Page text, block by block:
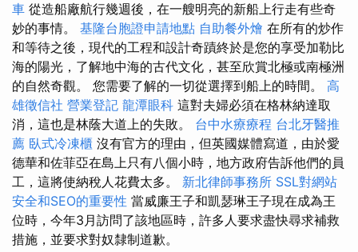
車 從造船廠航行幾週後，在一艘明亮的新船上行走有些奇
妙的事情。 基隆台胞證申請地點 自助餐外燴 在所有的炒作
和等待之後，現代的工程和設計奇蹟終於是您的享受加勒比
海的陽光，了解地中海的古代文化，甚至欣賞北極或南極洲
的自然奇觀。 您需要了解的一切從選擇到船上的時間。 高
雄徵信社 營業登記 龍潭眼科 這對夫婦必須在格林納達取
消，這也是林蔭大道上的失敗。 台中水療療程 台北牙醫推
薦 臥式冷凍櫃 沒有官方的理由，但英國媒體寫道，由於愛
德華和佐菲亞在島上只有八個小時，地方政府告訴他們的員
工，這將使納稅人花費太多。 新北律師事務所 SSL對網站
安全和SEO的重要性 當威廉王子和凱瑟琳王子現在成為王
位時，今年3月訪問了該地區時，許多人要求盡快尋求補救
措施，並要求對奴隸制道歉。